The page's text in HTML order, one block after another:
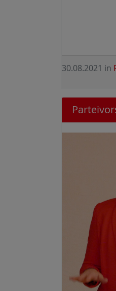
30.08.2021 in